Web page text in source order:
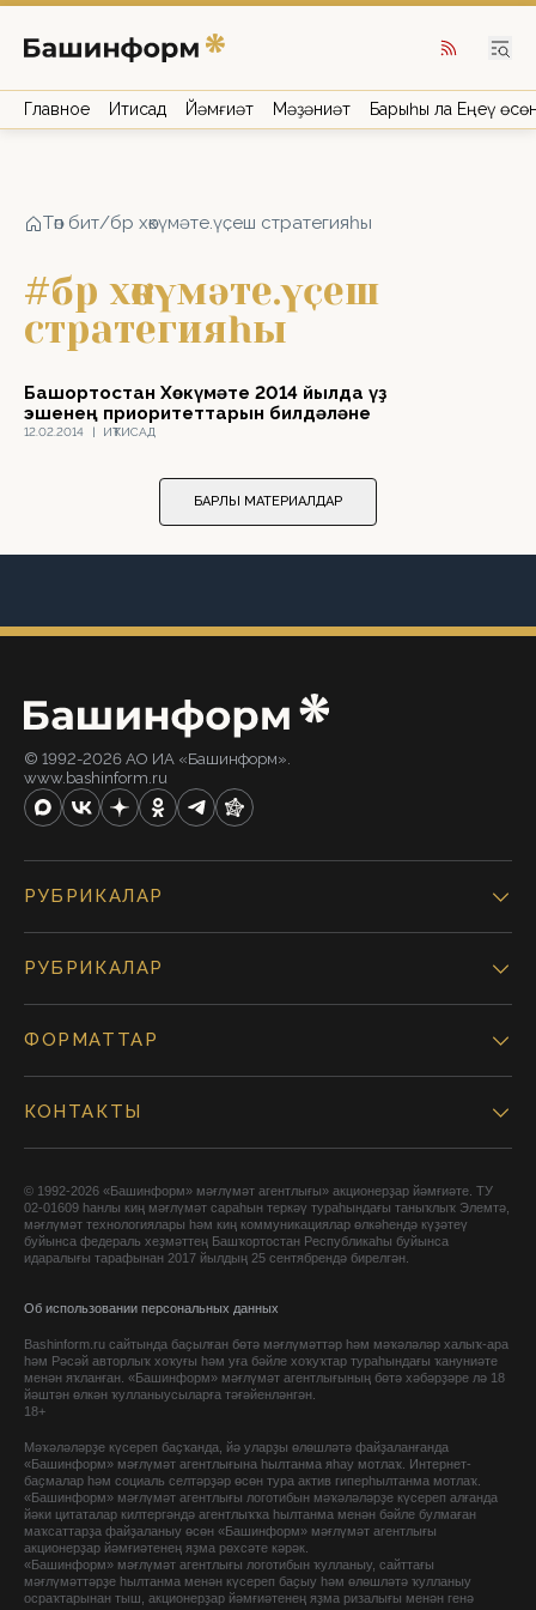
Главное Иҡтисад Йәмғиәт Мәҙәниәт Барыһы ла Еңеү
Төп бит/бр хөкүмәте.үҫеш стратегияһы
#бр хөкүмәте.үҫеш
стратегияһы
12.02.2014 | ИҠТИСАД
Башҡортостан Хөкүмәте 2014 йылда үҙ
эшенең приоритеттарын билдәләне
БАРЛЫҠ МАТЕРИАЛДАР
© 1992-2026 АО ИА «Башинформ».
www.bashinform.ru
РУБРИКАЛАР
РУБРИКАЛАР
ФОРМАТТАР
КОНТАКТЫ
© 1992-2026 «Башинформ» мәғлүмәт агентлығы» акционерҙар йәмғиәте. ТУ
02-01609 һанлы киң мәғлүмәт сараһын теркәү тураһындағы таныҡлыҡ Элемтә,
мәғлүмәт технологиялары һәм киң коммуникациялар өлкәһендә күҙәтеү
буйынса федераль хеҙмәттең Башҡортостан Республикаһы буйынса
идаралығы тарафынан 2017 йылдың 25 сентябрендә бирелгән.
Об использовании персональных данных
Bashinform.ru сайтында баҫылған бөтә мәғлүмәттәр һәм мәҡәләләр халыҡ-ара
һәм Рәсәй авторлыҡ хоҡуғы һәм уға бәйле хоҡуҡтар тураһындағы ҡануниәте
менән яҡланған. «Башинформ» мәғлүмәт агентлығының бөтә хәбәрҙәре лә 18
йәштән өлкән ҡулланыусыларға тәғәйенләнгән.
18+
Мәҡәләләрҙе күсереп баҫҡанда, йә уларҙы өлөшләтә файҙаланғанда
«Башинформ» мәғлүмәт агентлығына һылтанма яһау мотлаҡ. Интернет-
баҫмалар һәм социаль селтәрҙәр өсөн тура актив гиперһылтанма мотлаҡ.
«Башинформ» мәғлүмәт агентлығы логотибын мәҡәләләрҙе күсереп алғанда
йәки цитаталар килтергәндә агентлыҡҡа һылтанма менән бәйле булмаған
маҡсаттарҙа файҙаланыу өсөн «Башинформ» мәғлүмәт агентлығы
акционерҙар йәмғиәтенең яҙма рөхсәте кәрәк.
«Башинформ» мәғлүмәт агентлығы логотибын ҡулланыу, сайттағы
мәғлүмәттәрҙе һылтанма менән күсереп баҫыу һәм өлөшләтә ҡулланыу
осраҡтарынан тыш, акционерҙар йәмғиәтенең яҙма ризалығы менән генә